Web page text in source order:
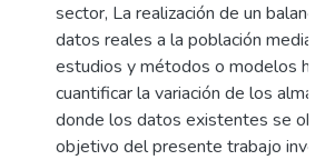
sector, La realización de un
datos reales a la población
estudios y métodos o modelos
cuantificar la variación de los
donde los datos existentes se
objetivo del presente trabajo